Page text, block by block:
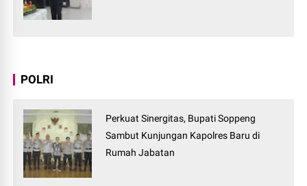
POLRI
Perkuat Sinergitas, Bupati Soppeng
Sambut Kunjungan Kapolres Baru di
Rumah Jabatan